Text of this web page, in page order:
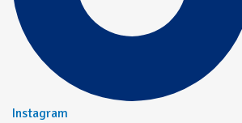
Instagram